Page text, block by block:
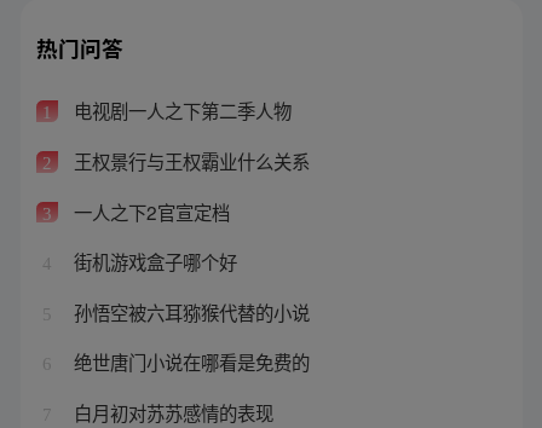
热门问答
1 电视剧一人之下第二季人物
2 王权景行与王权霸业什么关系
3 一人之下2官宣定档
4 街机游戏盒子哪个好
5 孙悟空被六耳猕猴代替的小说
6 绝世唐门小说在哪看是免费的
7 白月初对苏苏感情的表现